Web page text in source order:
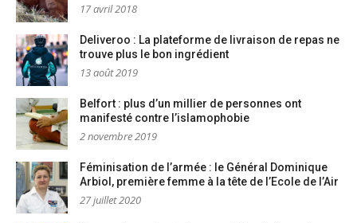
17 avril 2018
Deliveroo : La plateforme de livraison de repas ne
trouve plus le bon ingrédient
13 août 2019
Belfort : plus d’un millier de personnes ont
manifesté contre l’islamophobie
2 novembre 2019
Féminisation de l’armée : le Général Dominique
Arbiol, première femme à la tête de l’Ecole de l’Air
27 juillet 2020